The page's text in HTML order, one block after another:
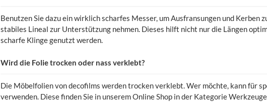
Benutzen Sie dazu ein wirklich scharfes Messer, um Ausfransungen und Kerben
stabiles Lineal zur Unterstützung nehmen. Dieses hilft nicht nur die Längen
scharfe Klinge genutzt werden.
Wird die Folie trocken oder nass verklebt?
Die Möbelfolien von decofilms werden trocken verklebt. Wer möchte, kann für
verwenden. Diese finden Sie in unserem Online Shop in der Kategorie